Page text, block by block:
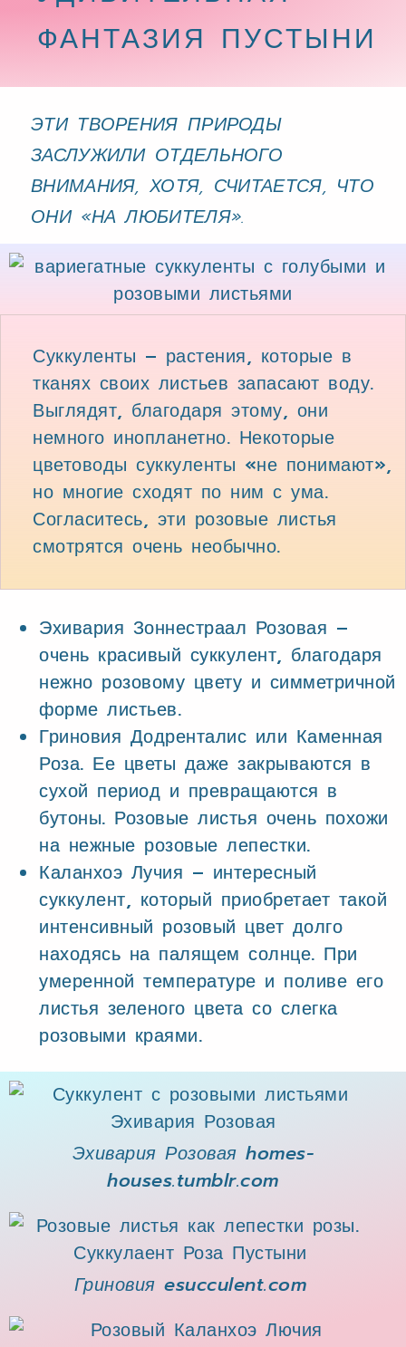
ФАНТАЗИЯ ПУСТЫНИ
ЭТИ ТВОРЕНИЯ ПРИРОДЫ
ЗАСЛУЖИЛИ ОТДЕЛЬНОГО
ВНИМАНИЯ, ХОТЯ, СЧИТАЕТСЯ, ЧТО
ОНИ «НА ЛЮБИТЕЛЯ».
Суккуленты – растения, которые в
тканях своих листьев запасают воду.
Выглядят, благодаря этому, они
немного инопланетно. Некоторые
цветоводы суккуленты «не понимают»,
но многие сходят по ним с ума.
Согласитесь, эти розовые листья
смотрятся очень необычно.
Эхивария Зоннестраал Розовая –
очень красивый суккулент, благодаря
нежно розовому цвету и симметричной
форме листьев.
Гриновия Додренталис или Каменная
Роза. Ее цветы даже закрываются в
сухой период и превращаются в
бутоны. Розовые листья очень похожи
на нежные розовые лепестки.
Каланхоэ Лучия – интересный
суккулент, который приобретает такой
интенсивный розовый цвет долго
находясь на палящем солнце. При
умеренной температуре и поливе его
листья зеленого цвета со слегка
розовыми краями.
Эхивария Розовая homes-
houses.tumblr.com
Гриновия esucculent.com